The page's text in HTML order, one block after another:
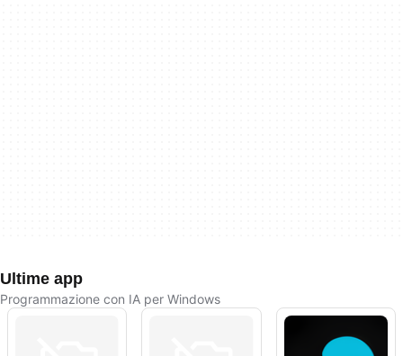
Ultime app
Programmazione con IA per Windows